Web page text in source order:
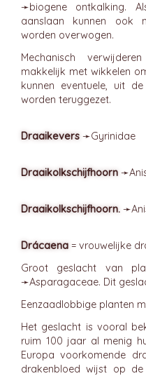
➛biogene ontkalking.
aanslaan kunnen ook
worden overwogen.
Mechanisch
makkelijk met wikkelen
kunnen eventuele, uit
worden teruggezet.
Draaikevers ➛Gyrinidae
Draaikolkschijfhoorn ➛
Draaikolkschijfhoorn. ➛
Drácaena = vrouwelijke
Groot geslacht van
➛Asparagaceae. Dit
Eenzaadlobbige planten
Het geslacht is vooral
ruim 100 jaar al menig
Europa voorkomende
drakenbloed wijst op